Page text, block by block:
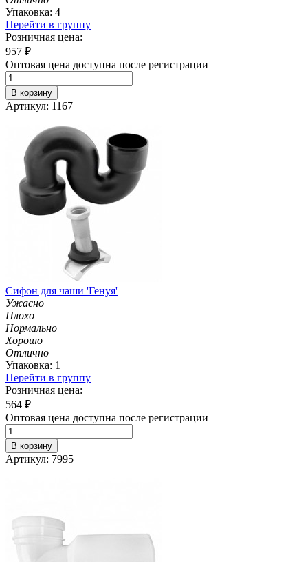
Упаковка: 4
Перейти в группу
Розничная цена:
957 ₽
Оптовая цена доступна после регистрации
В корзину
Артикул: 1167
Сифон для чаши 'Генуя'
Ужасно
Плохо
Нормально
Хорошо
Отлично
Упаковка: 1
Перейти в группу
Розничная цена:
564 ₽
Оптовая цена доступна после регистрации
В корзину
Артикул: 7995